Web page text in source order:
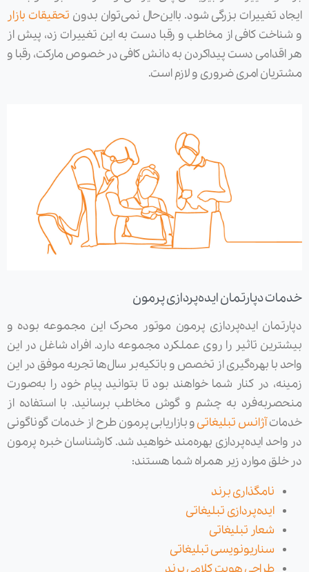
ایجاد تغییرات بزرگی شود. بااین‌حال نمی‌توان بدون تحقیقات بازار
و شناخت کافی از مخاطب و رقبا دست به این تغییرات زد، پیش از
هر اقدامی دست پیداکردن به دانش کافی در خصوص مارکت، رقبا و
مشتریان امری ضروری و لازم است.
خدمات دپارتمان ایده‌پردازی پرمون
دپارتمان ایده‌پردازی پرمون موتور محرک این مجموعه بوده و
بیشترین تاثیر را روی عملکرد مجموعه دارد. افراد شاغل در این
واحد با بهره‌گیری از تخصص و باتکیه‌بر سال‌ها تجربه موفق در این
زمینه، در کنار شما خواهند بود تا بتوانید پیام خود را به‌صورت
منحصربه‌فرد به چشم و گوش مخاطب برسانید. با استفاده از
خدماتآژانس تبلیغاتیو بازاریابی پرمون طرح از خدمات گوناگونی
در واحد ایده‌پردازی بهره‌مند خواهید شد. کارشناسان خبره پرمون
در خلق موارد زیر همراه شما هستند:
نامگذاری برند
ایده‌پردازی تبلیغاتی
شعار تبلیغاتی
سناریونویسی تبلیغاتی